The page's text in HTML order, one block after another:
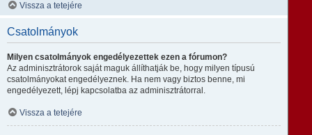
Vissza a tetejére
Csatolmányok
Milyen csatolmányok engedélyezettek ezen a fórumon?
Az adminisztrátorok saját maguk állíthatják be, hogy milyen típusú
csatolmányokat engedélyeznek. Ha nem vagy biztos benne, mi
engedélyezett, lépj kapcsolatba az adminisztrátorral.
Vissza a tetejére